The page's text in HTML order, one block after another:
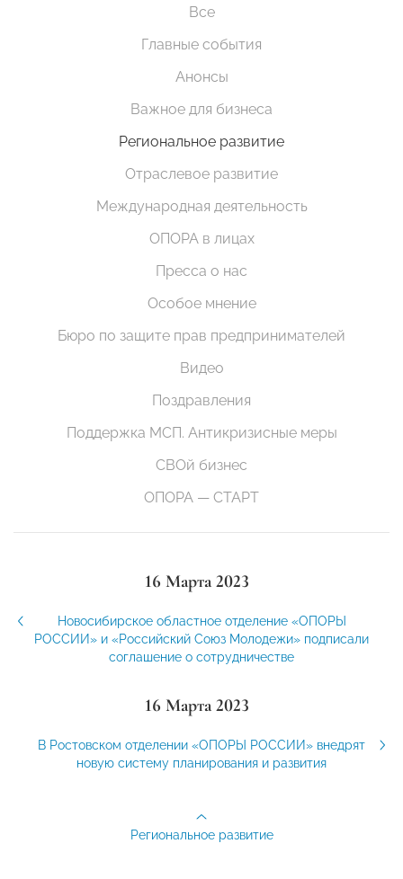
Все
Главные события
Анонсы
Важное для бизнеса
Региональное развитие
Отраслевое развитие
Международная деятельность
ОПОРА в лицах
Пресса о нас
Особое мнение
Бюро по защите прав предпринимателей
Видео
Поздравления
Поддержка МСП. Антикризисные меры
СВОй бизнес
ОПОРА — СТАРТ
16 Марта 2023
Новосибирское областное отделение «ОПОРЫ
РОССИИ» и «Российский Союз Молодежи» подписали
соглашение о сотрудничестве
16 Марта 2023
В Ростовском отделении «ОПОРЫ РОССИИ» внедрят
новую систему планирования и развития
Региональное развитие